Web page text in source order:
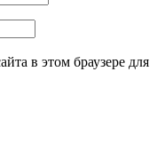
в этом браузере для